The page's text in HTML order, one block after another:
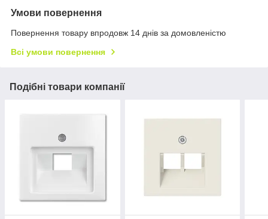
Умови повернення
Повернення товару впродовж 14 днів за домовленістю
Всі умови повернення
Подібні товари компанії